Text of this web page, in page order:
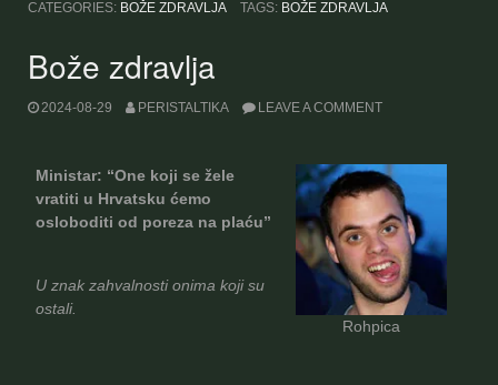
CATEGORIES: BOŽE ZDRAVLJA TAGS: BOŽE ZDRAVLJA
Bože zdravlja
2024-08-29 PERISTALTIKA LEAVE A COMMENT
Ministar: “One koji se žele
vratiti u Hrvatsku ćemo
osloboditi od poreza na plaću”
Rohpica
U znak zahvalnosti onima koji su
ostali.